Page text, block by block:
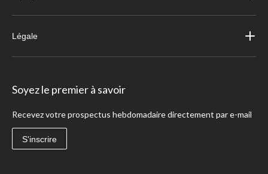
Légale
Soyez le premier à savoir
Recevez votre prospectus hebdomadaire directement par e-mail
S'inscrire